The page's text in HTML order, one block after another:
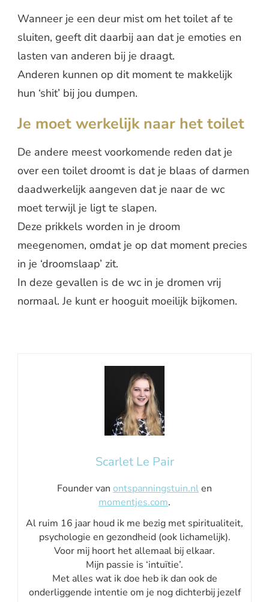
Wanneer je een deur mist om het toilet af te
sluiten, geeft dit daarbij aan dat je emoties en
lasten van anderen bij je draagt.
Anderen kunnen op dit moment te makkelijk
hun ‘shit’ bij jou dumpen.
Je moet werkelijk naar het toilet
De andere meest voorkomende reden dat je
over een toilet droomt is dat je blaas of darmen
daadwerkelijk aangeven dat je naar de wc
moet terwijl je ligt te slapen.
Deze prikkels worden in je droom
meegenomen, omdat je op dat moment precies
in je ‘droomslaap’ zit.
In deze gevallen is de wc in je dromen vrij
normaal. Je kunt er hooguit moeilijk bijkomen.
Scarlet Le Pair
Founder van ontspanningstuin.nlen
momentjes.com.
Al ruim 16 jaar houd ik me bezig met spiritualiteit,
psychologie en gezondheid (ook lichamelijk).
Voor mij hoort het allemaal bij elkaar.
Mijn passie is ‘intuïtie’.
Met alles wat ik doe heb ik dan ook de
onderliggende intentie om je nog dichterbij jezelf